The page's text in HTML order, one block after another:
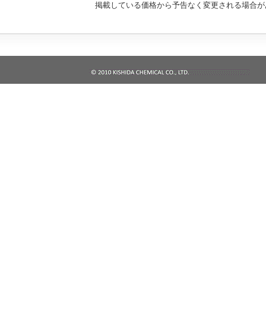
掲載している価格から予告なく変更される場合